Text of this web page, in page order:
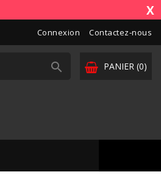
l'Europe. Vos paiements sont X
Connexion Contactez-nous
PANIER (0)
